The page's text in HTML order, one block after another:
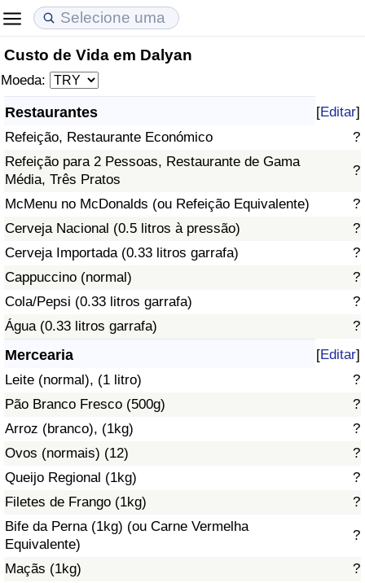
Custo de Vida em Dalyan
Moeda:
Restaurantes [Editar]
Refeição, Restaurante Económico
?
Refeição para 2 Pessoas, Restaurante de Gama
Média, Três Pratos
?
McMenu no McDonalds (ou Refeição Equivalente)
?
Cerveja Nacional (0.5 litros à pressão)
?
Cerveja Importada (0.33 litros garrafa)
?
Cappuccino (normal)
?
Cola/Pepsi (0.33 litros garrafa)
?
Água (0.33 litros garrafa)
?
Mercearia [Editar]
Leite (normal), (1 litro)
?
Pão Branco Fresco (500g)
?
Arroz (branco), (1kg)
?
Ovos (normais) (12)
?
Queijo Regional (1kg)
?
Filetes de Frango (1kg)
?
Bife da Perna (1kg) (ou Carne Vermelha
Equivalente)
?
Maçãs (1kg)
?
Custo de Vida
Indicador de Custo de Vida
Indicador de Custo de Vida Por País
em Aqaba
Preços de Imóveis
Indicador de Preços de Imóveis
Indicador de Preços de Imóveis por País
Qualidade de Vida
Indicador de Qualidade de Vida (Atual)
Índice de qualidade de vida por país
Crime
Taxa do Indicador de Crime (Atual)
Indicador de Crime
Índice de criminalidade por país
Indicador de Saúde (Atual)
Indicador de Saúde
Indicador de Saúde por País
Poluição